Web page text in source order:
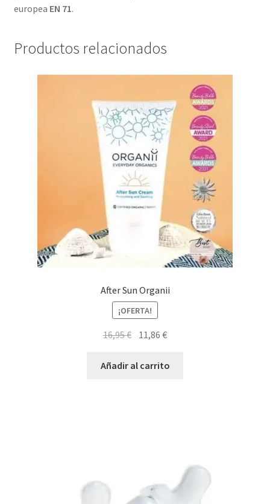
europea EN 71.
Productos relacionados
After Sun Organii
¡OFERTA!
16,95€ El
original
11,86€El
actual
Añadir al carrito